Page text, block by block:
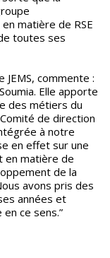
matière de RSE
toutes ses
JEMS, commente :
Elle apporte
des métiers du
de direction
à notre
en effet sur une
en matière de
de la
avons pris des
années et
ce sens.”